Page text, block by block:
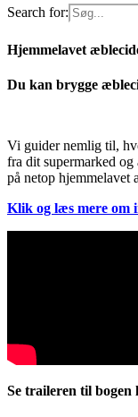
Search for:
Hjemmelavet
Du kan brygge
Vi guider nemlig til,
fra dit supermarked
på netop hjemmelavet
Klik og læs mere om
Se traileren til bogen